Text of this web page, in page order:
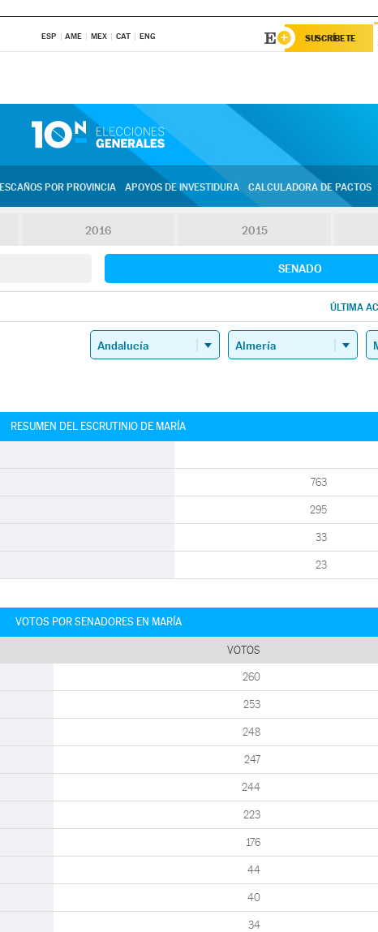
ESP AME MEX CAT ENG SUSCRÍBETE
ESCAÑOS POR PROVINCIA APOYOS DE INVESTIDURA CALCULADORA DE PACTOS
2016 2015
SENADO
ÚLTIMA
RESUMEN DEL ESCRUTINIO DE MARÍA
763
295
33
23
VOTOS POR SENADORES EN MARÍA
VOTOS
260
253
248
247
244
223
176
44
40
34